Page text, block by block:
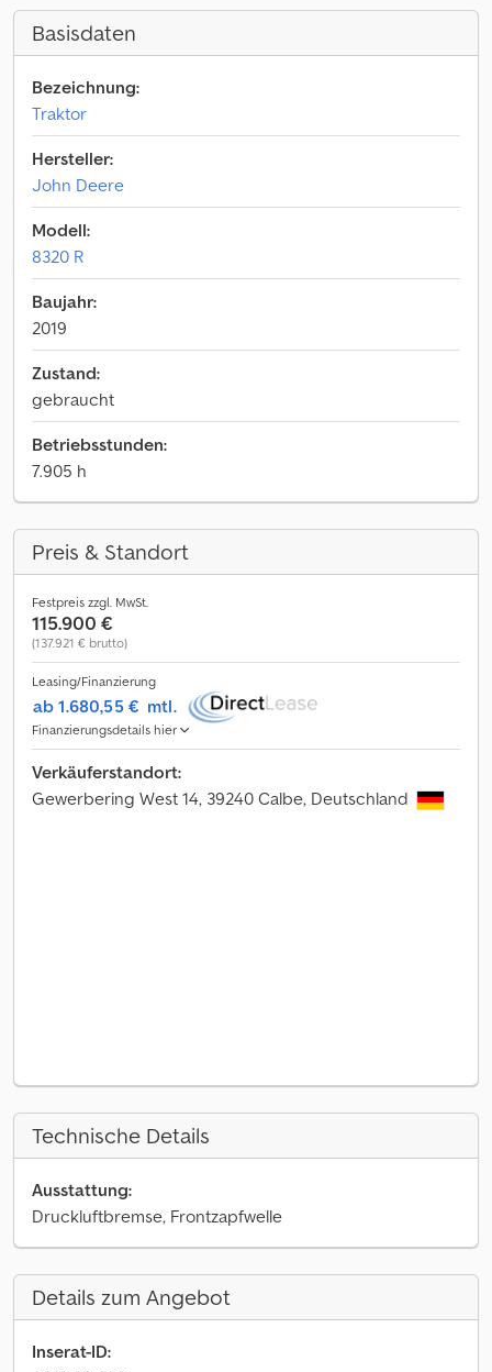
Basisdaten
Bezeichnung:
Traktor
Hersteller:
John Deere
Modell:
8320 R
Baujahr:
2019
Zustand:
gebraucht
Betriebsstunden:
7.905 h
Preis & Standort
Festpreis zzgl. MwSt.
115.900 €
(137.921 € brutto)
Leasing/Finanzierung
ab 1.680,55 € mtl.
Finanzierungsdetails hier
Verkäuferstandort:
Gewerbering West 14, 39240 Calbe, Deutschland
Technische Details
Ausstattung:
Druckluftbremse, Frontzapfwelle
Details zum Angebot
Inserat-ID: